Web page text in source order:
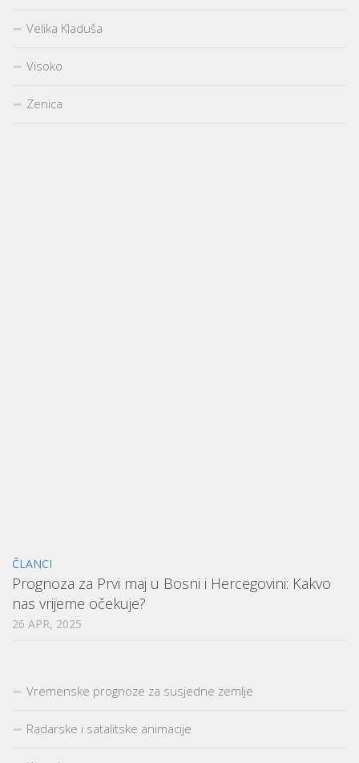
Velika Kladuša
Visoko
Zenica
ČLANCI
Prognoza za Prvi maj u Bosni i Hercegovini: Kakvo
nas vrijeme očekuje?
26 APR, 2025
Vremenske prognoze za susjedne zemlje
Radarske i satalitske animacije